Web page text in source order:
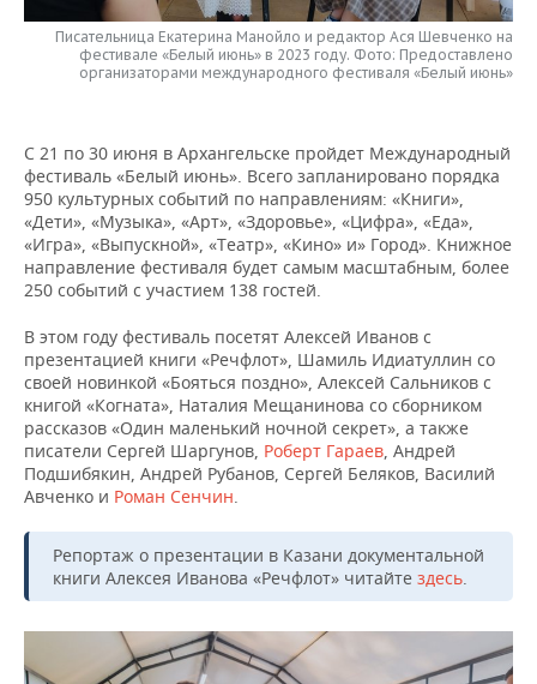
ЭНЕРГЕТИКА
УСЛУГИ
МЕДИА
ВЫЕЗДНАЯ РЕДАКЦИЯ
ONLINE-КОНФЕРЕНЦИИ
ОТКРЫТАЯ ЛЕКЦИЯ
НОВОСТИ СПОРТА
ХОККЕЙ
БАСКЕТБОЛ
ВОЛЕЙБОЛ
ФИГУРНОЕ КАТАНИЕ
ВОДНЫЕ ВИДЫ СПОРТА
ХОККЕЙ С МЯЧОМ
ОБЩЕСТВО
ВЛАСТЬ
ИНФРАСТРУКТУРА
ИСТОРИЯ
МЕДИЦИНА
ОБРАЗОВАНИЕ
ПРОИСШЕСТВИЯ
СЮЖЕТЫ
СПРАВОЧНИК
СПИСОК ПЕРСОН
ПОЛНАЯ ВЕРСИЯ
Писательница Екатерина Манойло и редактор Ася Шевченко на
фестивале «Белый июнь» в 2023 году. Фото: Предоставлено
организаторами международного фестиваля «Белый июнь»
С 21 по 30 июня в Архангельске пройдет Международный
фестиваль «Белый июнь». Всего запланировано порядка
950 культурных событий по направлениям: «Книги»,
«Дети», «Музыка», «Арт», «Здоровье», «Цифра», «Еда»,
«Игра», «Выпускной», «Театр», «Кино» и» Город». Книжное
направление фестиваля будет самым масштабным, более
250 событий с участием 138 гостей.
В этом году фестиваль посетят Алексей Иванов с
презентацией книги «Речфлот», Шамиль Идиатуллин со
своей новинкой «Бояться поздно», Алексей Сальников с
книгой «Когната», Наталия Мещанинова со сборником
рассказов «Один маленький ночной секрет», а также
писатели Сергей Шаргунов, Роберт Гараев, Андрей
Подшибякин, Андрей Рубанов, Сергей Беляков, Василий
Авченко и Роман Сенчин.
Репортаж о презентации в Казани документальной
книги Алексея Иванова «Речфлот» читайте здесь.